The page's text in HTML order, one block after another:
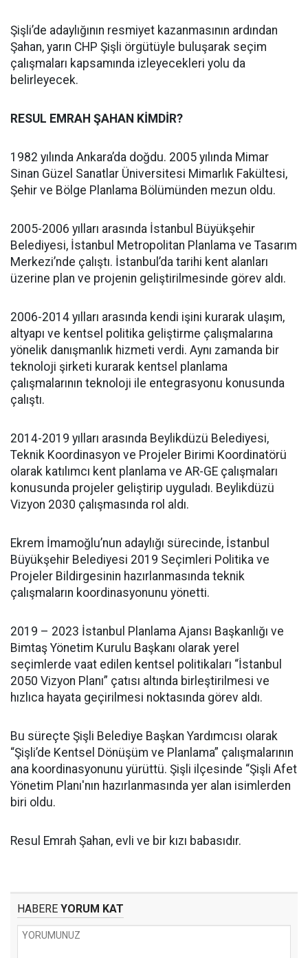
Şişli’de adaylığının resmiyet kazanmasının ardından
Şahan, yarın CHP Şişli örgütüyle buluşarak seçim
çalışmaları kapsamında izleyecekleri yolu da
belirleyecek.
RESUL EMRAH ŞAHAN KİMDİR?
1982 yılında Ankara’da doğdu. 2005 yılında Mimar
Sinan Güzel Sanatlar Üniversitesi Mimarlık Fakültesi,
Şehir ve Bölge Planlama Bölümünden mezun oldu.
2005-2006 yılları arasında İstanbul Büyükşehir
Belediyesi, İstanbul Metropolitan Planlama ve Tasarım
Merkezi’nde çalıştı. İstanbul’da tarihi kent alanları
üzerine plan ve projenin geliştirilmesinde görev aldı.
2006-2014 yılları arasında kendi işini kurarak ulaşım,
altyapı ve kentsel politika geliştirme çalışmalarına
yönelik danışmanlık hizmeti verdi. Aynı zamanda bir
teknoloji şirketi kurarak kentsel planlama
çalışmalarının teknoloji ile entegrasyonu konusunda
çalıştı.
2014-2019 yılları arasında Beylikdüzü Belediyesi,
Teknik Koordinasyon ve Projeler Birimi Koordinatörü
olarak katılımcı kent planlama ve AR-GE çalışmaları
konusunda projeler geliştirip uyguladı. Beylikdüzü
Vizyon 2030 çalışmasında rol aldı.
Ekrem İmamoğlu’nun adaylığı sürecinde, İstanbul
Büyükşehir Belediyesi 2019 Seçimleri Politika ve
Projeler Bildirgesinin hazırlanmasında teknik
çalışmaların koordinasyonunu yönetti.
2019 – 2023 İstanbul Planlama Ajansı Başkanlığı ve
Bimtaş Yönetim Kurulu Başkanı olarak yerel
seçimlerde vaat edilen kentsel politikaları “İstanbul
2050 Vizyon Planı” çatısı altında birleştirilmesi ve
hızlıca hayata geçirilmesi noktasında görev aldı.
Bu süreçte Şişli Belediye Başkan Yardımcısı olarak
“Şişli’de Kentsel Dönüşüm ve Planlama” çalışmalarının
ana koordinasyonunu yürüttü. Şişli ilçesinde “Şişli Afet
Yönetim Planı'nın hazırlanmasında yer alan isimlerden
biri oldu.
Resul Emrah Şahan, evli ve bir kızı babasıdır.
HABERE YORUM KAT